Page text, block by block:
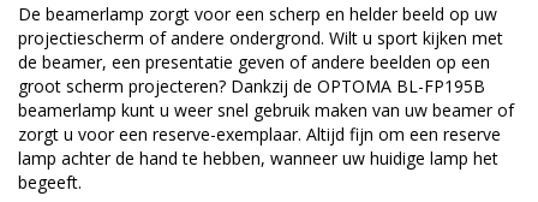
De beamerlamp zorgt voor een scherp en helder beeld op uw
projectiescherm of andere ondergrond. Wilt u sport kijken met
de beamer, een presentatie geven of andere beelden op een
groot scherm projecteren? Dankzij de OPTOMA BL-FP195B
beamerlamp kunt u weer snel gebruik maken van uw beamer of
zorgt u voor een reserve-exemplaar. Altijd fijn om een reserve
lamp achter de hand te hebben, wanneer uw huidige lamp het
begeeft.